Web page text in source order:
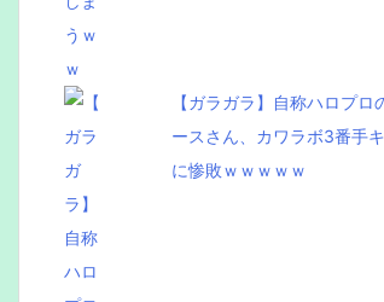
【ガラガラ】自称ハロプロ
ースさん、カワラボ3番手
に惨敗ｗｗｗｗｗ